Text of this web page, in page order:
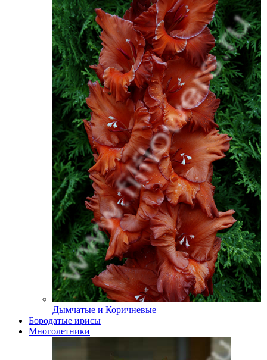
Дымчатые и Коричневые
Бородатые ирисы
Многолетники